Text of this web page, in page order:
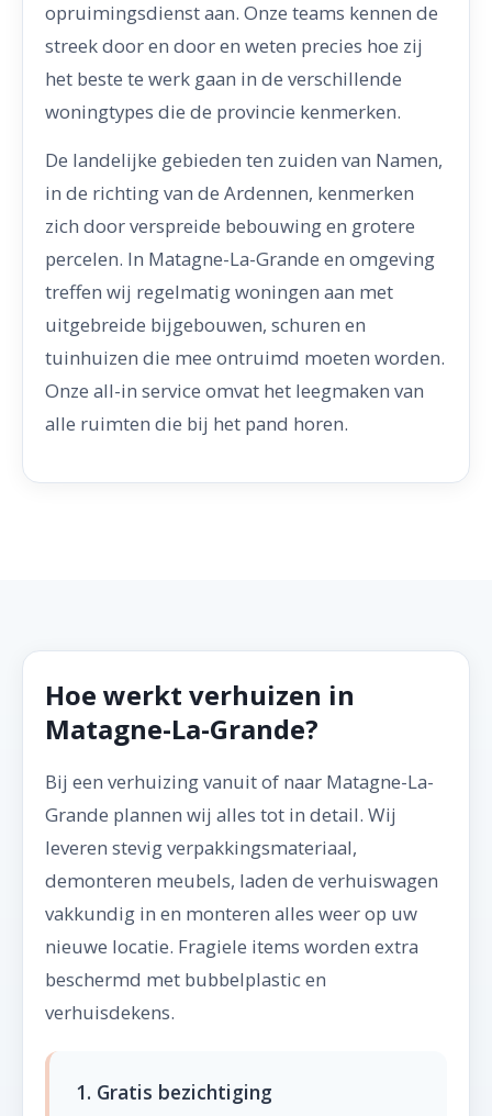
opruimingsdienst aan. Onze teams kennen de
streek door en door en weten precies hoe zij
het beste te werk gaan in de verschillende
woningtypes die de provincie kenmerken.
De landelijke gebieden ten zuiden van Namen,
in de richting van de Ardennen, kenmerken
zich door verspreide bebouwing en grotere
percelen. In Matagne-La-Grande en omgeving
treffen wij regelmatig woningen aan met
uitgebreide bijgebouwen, schuren en
tuinhuizen die mee ontruimd moeten worden.
Onze all-in service omvat het leegmaken van
alle ruimten die bij het pand horen.
Hoe werkt verhuizen in
Matagne-La-Grande?
Bij een verhuizing vanuit of naar Matagne-La-
Grande plannen wij alles tot in detail. Wij
leveren stevig verpakkingsmateriaal,
demonteren meubels, laden de verhuiswagen
vakkundig in en monteren alles weer op uw
nieuwe locatie. Fragiele items worden extra
beschermd met bubbelplastic en
verhuisdekens.
1. Gratis bezichtiging